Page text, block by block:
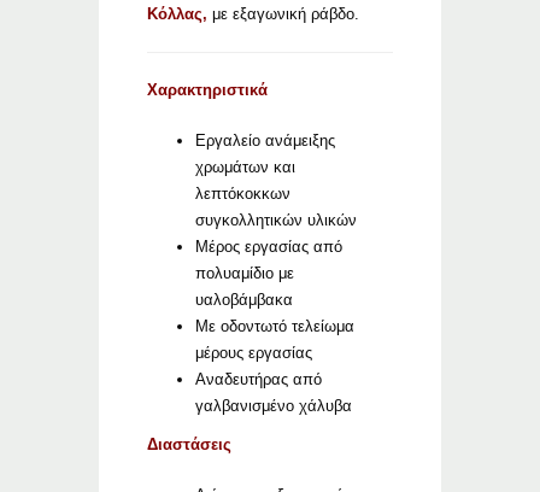
Κόλλας,με εξαγωνική ράβδο.
Χαρακτηριστικά
Εργαλείο ανάμειξης
χρωμάτων και
λεπτόκοκκων
συγκολλητικών υλικών
Μέρος εργασίας από
πολυαμίδιο με
υαλοβάμβακα
Με οδοντωτό τελείωμα
μέρους εργασίας
Αναδευτήρας από
γαλβανισμένο χάλυβα
Διαστάσεις